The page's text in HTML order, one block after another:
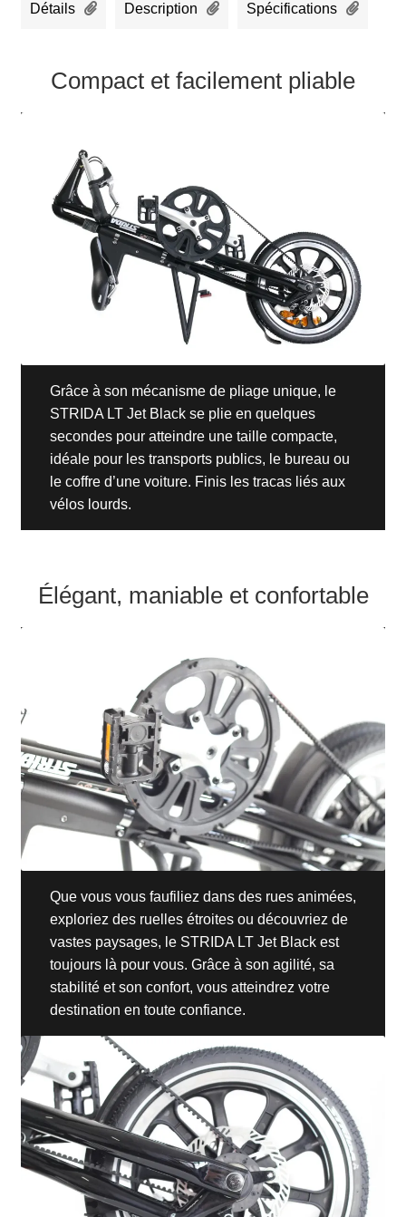
Détails Description Spécifications
Compact et facilement pliable
Grâce à son mécanisme de pliage unique, le
STRIDA LT Jet Black se plie en quelques
secondes pour atteindre une taille compacte,
idéale pour les transports publics, le bureau ou
le coffre d’une voiture. Finis les tracas liés aux
vélos lourds.
Élégant, maniable et confortable
Que vous vous faufiliez dans des rues animées,
exploriez des ruelles étroites ou découvriez de
vastes paysages, le STRIDA LT Jet Black est
toujours là pour vous. Grâce à son agilité, sa
stabilité et son confort, vous atteindrez votre
destination en toute confiance.